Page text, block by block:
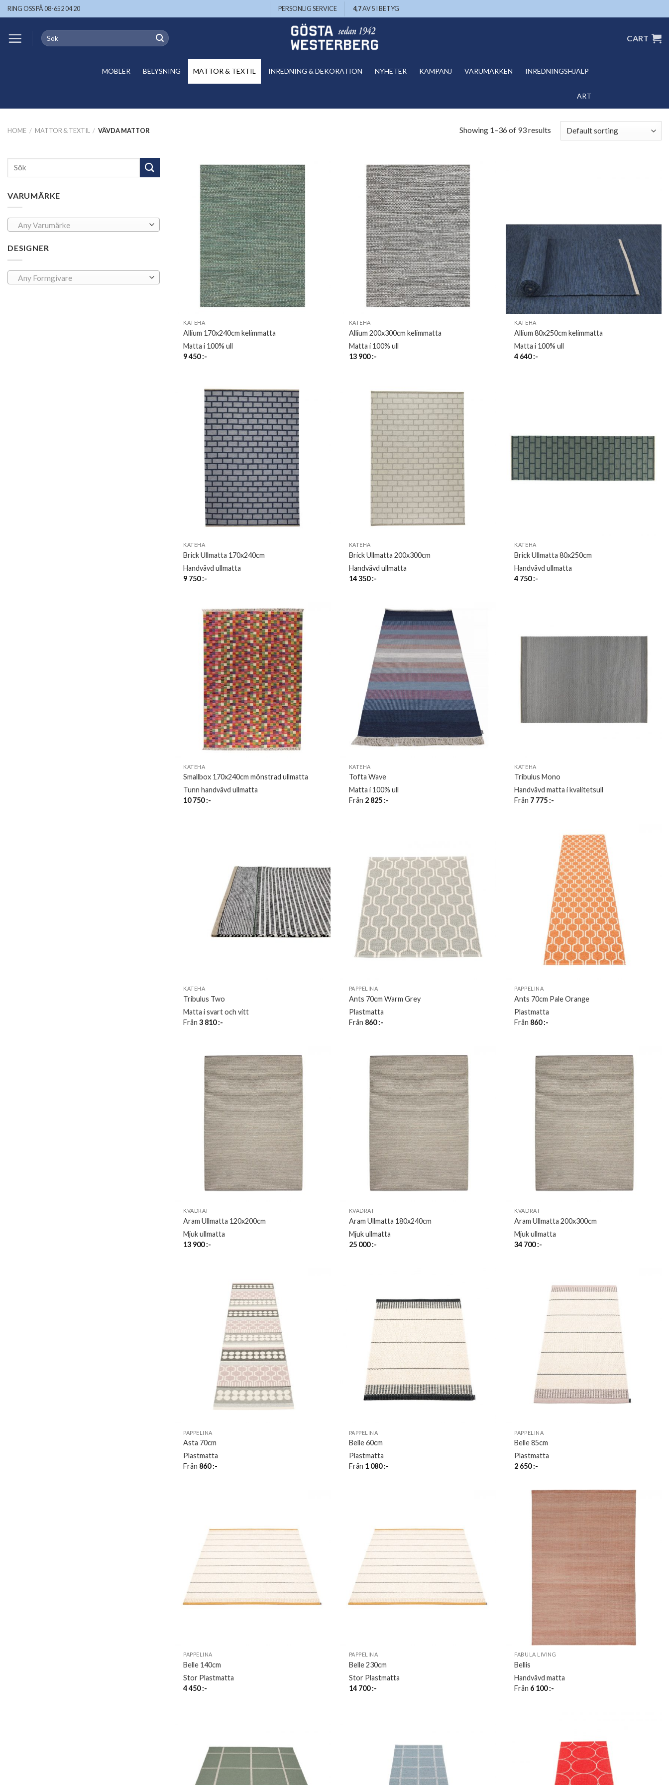
Skip
to
RING OSS PÅ 08-652 04 20 PERSONLIG SERVICE 4,7AV 5 I BETYG
Search
for:
CART
MÖBLER BELYSNING MATTOR & TEXTIL INREDNING & DEKORATION NYHETER KAMPANJ VARUMÄRKEN INREDNINGSHJÄLP
ART
HOME / MATTOR & TEXTIL / VÄVDA MATTOR Showing 1–36 of 93 results
Search
VARUMÄRKE
Any Varumärke
DESIGNER
Any Formgivare
KATEHA
Allium 170x240cm kelimmatta
Matta i 100% ull
9 450:-
KATEHA
Allium 200x300cm kelimmatta
Matta i 100% ull
13 900:-
KATEHA
Allium 80x250cm kelimmatta
Matta i 100% ull
4 640:-
KATEHA
Brick Ullmatta 170x240cm
Handvävd ullmatta
9 750:-
KATEHA
Brick Ullmatta 200x300cm
Handvävd ullmatta
14 350:-
KATEHA
Brick Ullmatta 80x250cm
Handvävd ullmatta
4 750:-
KATEHA
Smallbox 170x240cm mönstrad ullmatta
Tunn handvävd ullmatta
10 750:-
KATEHA
Tofta Wave
Matta i 100% ull
Från 2 825 :-
KATEHA
Tribulus Mono
Handvävd matta i kvalitetsull
Från 7 775 :-
KATEHA
Tribulus Two
Matta i svart och vitt
Från3 810:-
PAPPELINA
Ants 70cm Warm Grey
Plastmatta
Från 860:-
PAPPELINA
Ants 70cm Pale Orange
Plastmatta
Från 860:-
KVADRAT
Aram Ullmatta 120x200cm
Mjuk ullmatta
13 900:-
KVADRAT
Aram Ullmatta 180x240cm
Mjuk ullmatta
25 000:-
KVADRAT
Aram Ullmatta 200x300cm
Mjuk ullmatta
34 700:-
PAPPELINA
Asta 70cm
Plastmatta
Från 860:-
PAPPELINA
Belle 60cm
Plastmatta
Från 1 080:-
PAPPELINA
Belle 85cm
Plastmatta
2 650:-
PAPPELINA
Belle 140cm
Stor Plastmatta
4 450:-
PAPPELINA
Belle 230cm
Stor Plastmatta
14 700:-
FABULA LIVING
Bellis
Handvävd matta
Från 6 100:-